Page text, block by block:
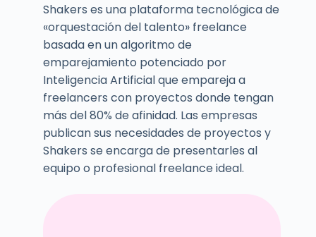
Shakers es una plataforma tecnológica de
«orquestación del talento» freelance
basada en un algoritmo de
emparejamiento potenciado por
Inteligencia Artificial que empareja a
freelancers con proyectos donde tengan
más del 80% de afinidad. Las empresas
publican sus necesidades de proyectos y
Shakers se encarga de presentarles al
equipo o profesional freelance ideal.